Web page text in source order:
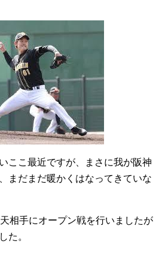
ここ最近ですが、まさに我が阪神
まだまだ暖かくはなってきていな
相手にオープン戦を行いましたが
た。